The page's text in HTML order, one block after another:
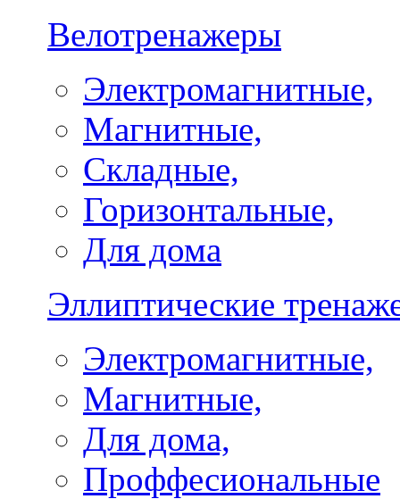
Велотренажеры
Электромагнитные,
Магнитные,
Складные,
Горизонтальные,
Для дома
Эллиптические
Электромагнитные,
Магнитные,
Для дома,
Проффесиональные